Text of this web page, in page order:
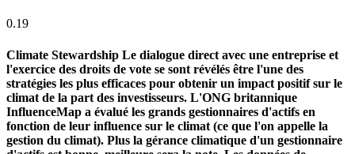
0.19
Climate Stewardship Le dialogue direct avec une entreprise et
l'exercice des droits de vote se sont révélés être l'une des
stratégies les plus efficaces pour obtenir un impact positif sur le
climat de la part des investisseurs. L'ONG britannique
InfluenceMap a évalué les grands gestionnaires d'actifs en
fonction de leur influence sur le climat (ce que l'on appelle la
gestion du climat). Plus la gérance climatique d'un gestionnaire